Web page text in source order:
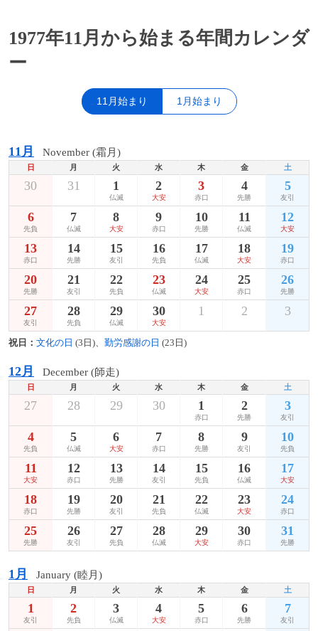
1977年11月から始まる年間カレンダ
ー
11月始まり 1月始まり
11月 November (霜月)
日 月 火 水 木 金 土
30 31 1
仏滅
2
大安
3
赤口
4
先勝
5
友引
6
先負
7
仏滅
8
大安
9
赤口
10
先勝
11
仏滅
12
大安
13
赤口
14
先勝
15
友引
16
先負
17
仏滅
18
大安
19
赤口
20
先勝
21
友引
22
先負
23
仏滅
24
大安
25
赤口
26
先勝
27
友引
28
先負
29
仏滅
30
大安
1 2 3
祝日： 文化の日 (3日)、 勤労感謝の日 (23日)
12月 December (師走)
日 月 火 水 木 金 土
27 28 29 30 1
赤口
2
先勝
3
友引
4
先負
5
仏滅
6
大安
7
赤口
8
先勝
9
友引
10
先負
11
大安
12
赤口
13
先勝
14
友引
15
先負
16
仏滅
17
大安
18
赤口
19
先勝
20
友引
21
先負
22
仏滅
23
大安
24
赤口
25
先勝
26
友引
27
先負
28
仏滅
29
大安
30
赤口
31
先勝
1月 January (睦月)
日 月 火 水 木 金 土
1
友引
2
先負
3
仏滅
4
大安
5
赤口
6
先勝
7
友引